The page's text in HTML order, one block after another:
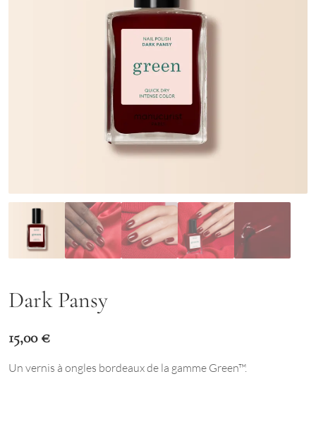
Dark Pansy
15,00€
Un vernis à ongles bordeaux de la gamme Green™.